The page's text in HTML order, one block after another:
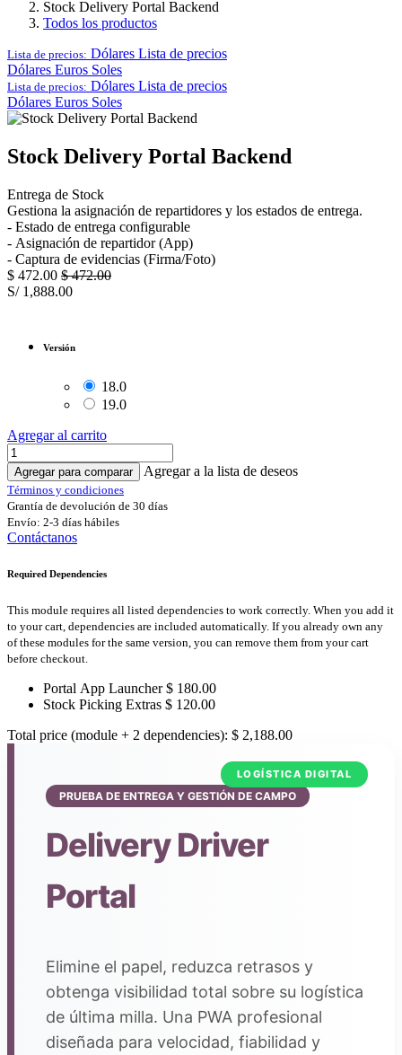
Stock Delivery Portal Backend
Todos los productos
Lista de precios: Dólares Lista de precios
Dólares Euros Soles
Lista de precios: Dólares Lista de precios
Dólares Euros Soles
Stock Delivery Portal Backend
Entrega de Stock
Gestiona la asignación de repartidores y los estados de entrega.
- Estado de entrega configurable
- Asignación de repartidor (App)
- Captura de evidencias (Firma/Foto)
$ 472.00 $472.00
S/ 1,888.00
Versión
18.0
19.0
Agregar al carrito
Agregar para comparar Agregar a la lista de deseos
Términos y condiciones
Grantía de devolución de 30 días
Envío: 2-3 días hábiles
Contáctanos
Required Dependencies
This module requires all listed dependencies to work correctly. When you add it
to your cart, dependencies are included automatically. If you already own any
of these modules for the same version, you can remove them from your cart
before checkout.
Portal App Launcher$ 180.00
Stock Picking Extras $ 120.00
Total price (module + 2 dependencies): $ 2,188.00
LOGÍSTICA DIGITAL
PRUEBA DE ENTREGA Y GESTIÓN DE CAMPO
Delivery Driver
Portal
Elimine el papel, reduzca retrasos y
obtenga visibilidad total sobre su logística
de última milla. Una PWA profesional
diseñada para velocidad, fiabilidad y